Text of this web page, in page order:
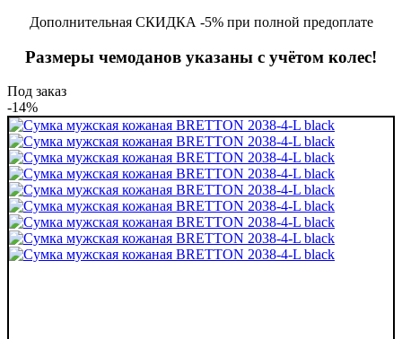
Дополнительная СКИДКА -5% при полной предоплате
Размеры чемоданов указаны с учётом колес!
Под заказ
-14%